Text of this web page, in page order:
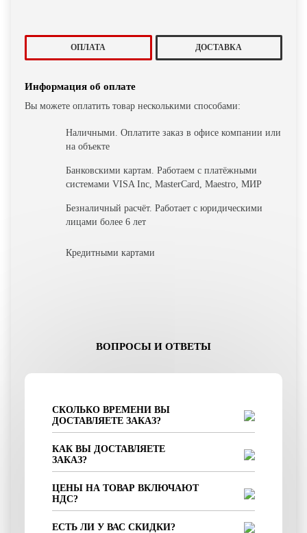
ОПЛАТА ДОСТАВКА
Информация об оплате
Вы можете оплатить товар несколькими способами:
Наличными. Оплатите заказ в офисе компании или
на объекте
Банковскими картам. Работаем с платёжными
системами VISA Inc, MasterCard, Maestro, МИР
Безналичный расчёт. Работает с юридическими
лицами более 6 лет
Кредитными картами
ВОПРОСЫ И ОТВЕТЫ
СКОЛЬКО ВРЕМЕНИ ВЫ
ДОСТАВЛЯЕТЕ ЗАКАЗ?
КАК ВЫ ДОСТАВЛЯЕТЕ
ЗАКАЗ?
ЦЕНЫ НА ТОВАР ВКЛЮЧАЮТ
НДС?
ЕСТЬ ЛИ У ВАС СКИДКИ?